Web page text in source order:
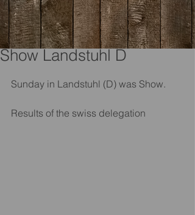
Show Landstuhl D
Sunday in Landstuhl (D) was Show.
Results of the swiss delegation